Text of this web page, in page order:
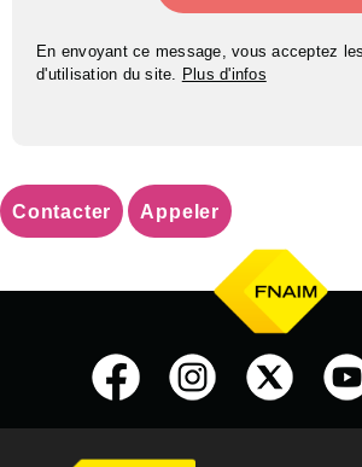
En envoyant ce message, vous acceptez
d'utilisation du site. Plus d'infos
Contacter Appeler